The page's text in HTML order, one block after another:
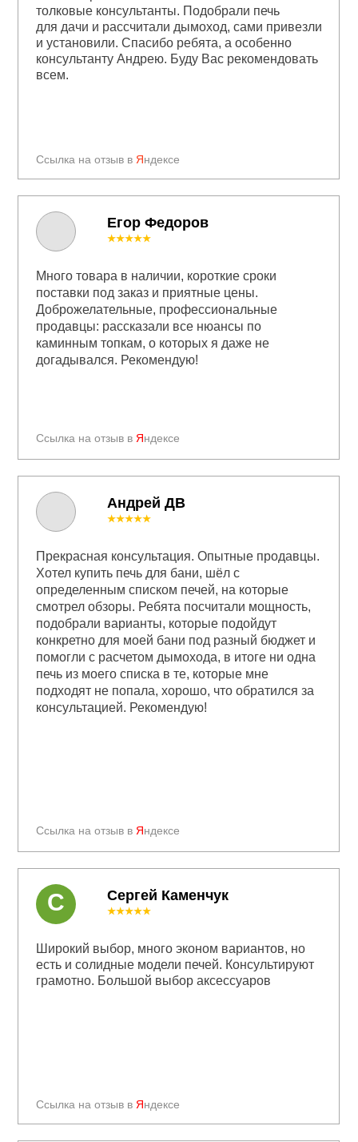
Ссылка на отзыв в Яндексе
толковые консультанты. Подобрали печь
для дачи и рассчитали дымоход, сами привезли
и установили. Спасибо ребята, а особенно
консультанту Андрею. Буду Вас рекомендовать
всем.
Егор Федоров
Ссылка на отзыв в Яндексе
★★★★★
Много товара в наличии, короткие сроки
поставки под заказ и приятные цены.
Доброжелательные, профессиональные
продавцы: рассказали все нюансы по
каминным топкам, о которых я даже не
догадывался. Рекомендую!
Андрей ДВ
Ссылка на отзыв в Яндексе
★★★★★
Прекрасная консультация. Опытные продавцы.
Хотел купить печь для бани, шёл с
определенным списком печей, на которые
смотрел обзоры. Ребята посчитали мощность,
подобрали варианты, которые подойдут
конкретно для моей бани под разный бюджет и
помогли с расчетом дымохода, в итоге ни одна
печь из моего списка в те, которые мне
подходят не попала, хорошо, что обратился за
консультацией. Рекомендую!
Сергей Каменчук
Ссылка на отзыв в Яндексе
★★★★★
Широкий выбор, много эконом вариантов, но
есть и солидные модели печей. Консультируют
грамотно. Большой выбор аксессуаров
С